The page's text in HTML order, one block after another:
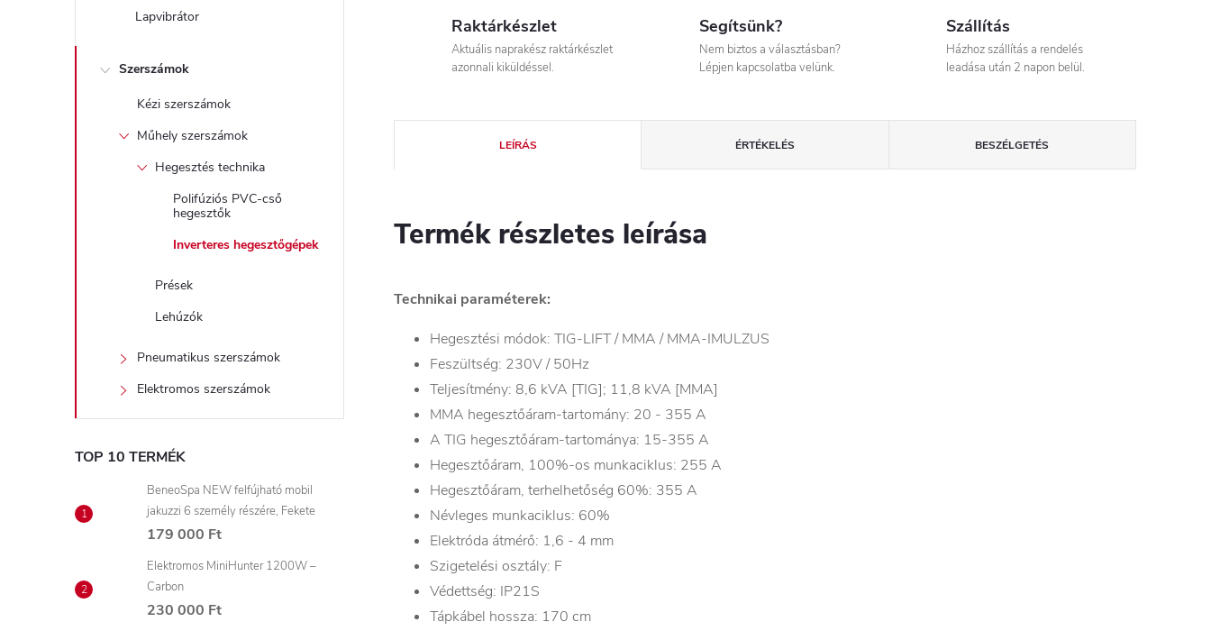
Lapvibrátor
Szerszámok
Kézi szerszámok
Műhely szerszámok
Hegesztés technika
Polifúziós PVC-cső
hegesztők
Inverteres hegesztőgépek
Prések
Lehúzók
Pneumatikus szerszámok
Elektromos szerszámok
TOP 10 TERMÉK
BeneoSpa NEW felfújható mobil
jakuzzi 6 személy részére, Fekete
179 000 Ft
Elektromos MiniHunter 1200W –
Carbon
230 000 Ft
Raktárkészlet
Aktuális naprakész raktárkészlet
azonnali kiküldéssel.
Segítsünk?
Nem biztos a választásban?
Lépjen kapcsolatba velünk.
Szállítás
Házhoz szállítás a rendelés
leadása után 2 napon belül.
LEÍRÁS ÉRTÉKELÉS BESZÉLGETÉS
Termék részletes leírása
Technikai paraméterek:
Hegesztési módok: TIG-LIFT / MMA / MMA-IMULZUS
Feszültség: 230V / 50Hz
Teljesítmény: 8,6 kVA [TIG]; 11,8 kVA [MMA]
MMA hegesztőáram-tartomány: 20 - 355 A
A TIG hegesztőáram-tartománya: 15-355 A
Hegesztőáram, 100%-os munkaciklus: 255 A
Hegesztőáram, terhelhetőség 60%: 355 A
Névleges munkaciklus: 60%
Elektróda átmérő: 1,6 - 4 mm
Szigetelési osztály: F
Védettség: IP21S
Tápkábel hossza: 170 cm